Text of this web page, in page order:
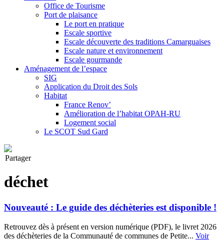
Office de Tourisme
Port de plaisance
Le port en pratique
Escale sportive
Escale découverte des traditions Camarguaises
Escale nature et environnement
Escale gourmande
Aménagement de l’espace
SIG
Application du Droit des Sols
Habitat
France Renov’
Amélioration de l’habitat OPAH-RU
Logement social
Le SCOT Sud Gard
Partager
déchet
Nouveauté : Le guide des déchèteries est disponible !
Retrouvez dès à présent en version numérique (PDF), le livret 2026
des déchèteries de la Communauté de communes de Petite... Voir